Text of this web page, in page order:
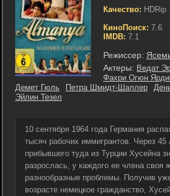
Качество: HDRip
КиноПоиск: 7.6
IMDB: 7.1
Режиссер:
Актеры: Ведат
Фахри Огюн
Демет Гюль
Петра Шмидт-Шаллер
Эйлин Тезел
10 сентября 1964 года Германия
тысяч рабочих иммигрантов. Через 45
прибывшего туда из Турции Хусейна
разрослась, у каждого ее члена своя
разнообразные проблемы. Получив
возрасте немецкое гражданство,